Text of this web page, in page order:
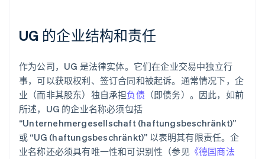
UG 的企业结构和责任
作为公司，UG 是法律实体。它们在企业交易中独立行
事，可以获取权利、签订合同和被起诉。通常情况下，企
业（而非其股东）独自承担负债 （即债务）。因此，如前
所述，UG 的企业名称必须包括
“Unternehmergesellschaft (haftungsbeschränkt)”
或 “UG (haftungsbeschränkt)” 以表明其有限责任。企
业名称还必须具有唯一性和可识别性（参见《德国商法